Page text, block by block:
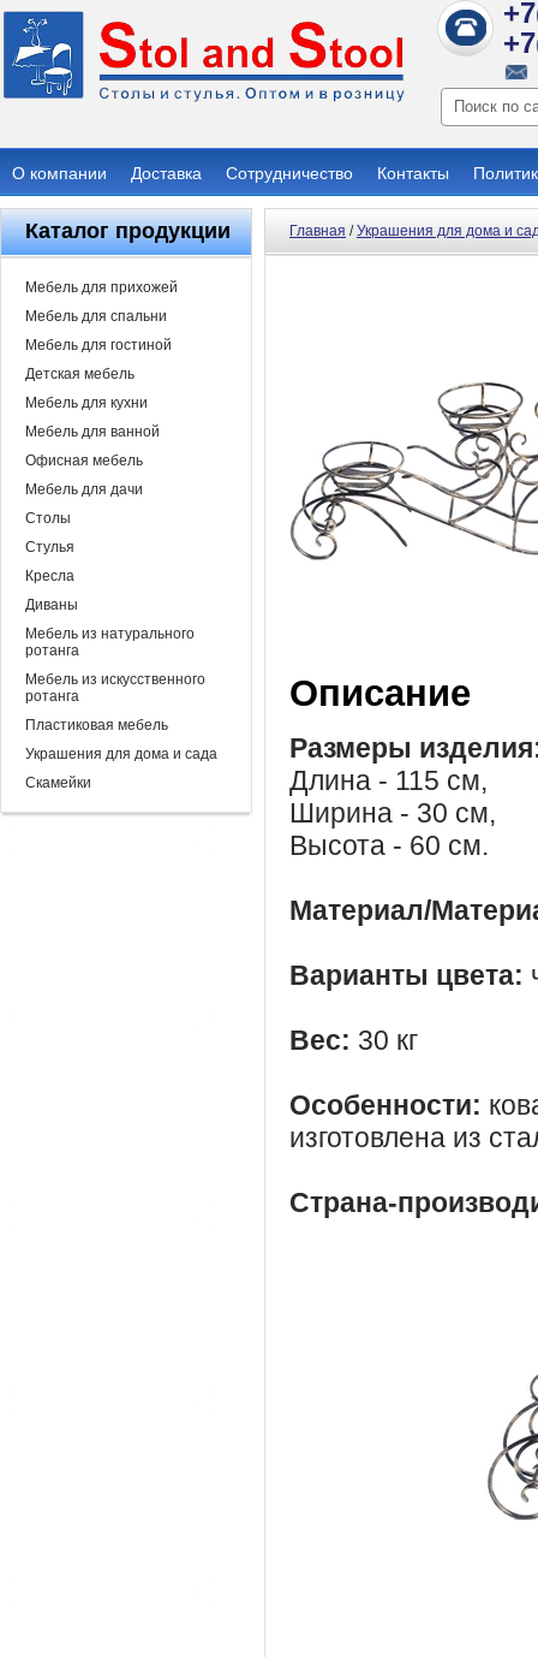
О компании Доставка Сотрудничество Контакты
Каталог продукции
Мебель для прихожей
Мебель для спальни
Мебель для гостиной
Детская мебель
Мебель для кухни
Мебель для ванной
Офисная мебель
Мебель для дачи
Столы
Стулья
Кресла
Диваны
Мебель из натурального
ротанга
Мебель из искусственного
ротанга
Пластиковая мебель
Украшения для дома и сада
Скамейки
Главная /Украшения для дома и
Описание
Размеры
Длина - 115 см,
Ширина - 30 см,
Высота - 60 см.
Материал/
Варианты цвета:
Вес: 30 кг
Особенности:
изготовлена из
Страна-